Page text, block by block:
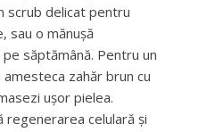
scrub delicat pentru
sau o mănușă
săptămână. Pentru un
zahăr brun cu
ușor pielea.
regenerarea celulară și